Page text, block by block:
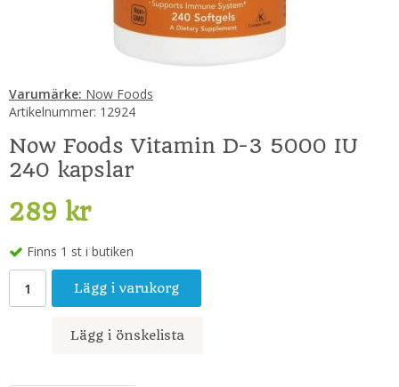
Varumärke: Now Foods
Artikelnummer: 12924
Now Foods Vitamin D-3 5000 IU
240 kapslar
289 kr
Finns 1 st i butiken
Lägg i varukorg
Lägg i önskelista